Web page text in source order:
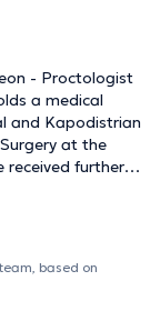
- Proctologist
a medical
and Kapodistrian
at the
received further
Care Course.
in Greece
based on